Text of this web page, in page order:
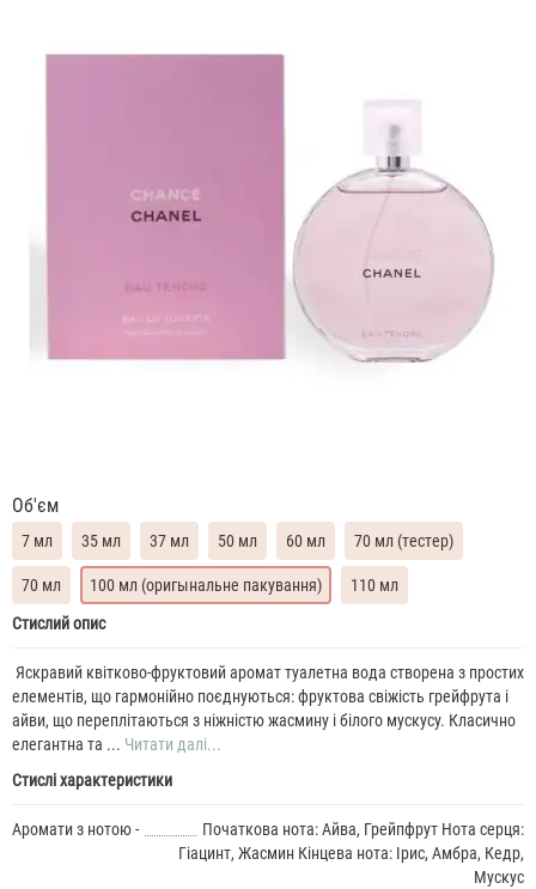
Об'єм
7 мл 35 мл 37 мл 50 мл 60 мл 70 мл (тестер)
70 мл 100 мл (оригынальне пакування)
110 мл
Chanel
Eau
Tendre
Духи
жіночі
7
Chance
Стислий опис
Яскравий квітково-фруктовий аромат туалетна вода створена з простих
елементів, що гармонійно поєднуються: фруктова свіжість грейфрута і
айви, що переплітаються з ніжністю жасмину і білого мускусу. Класично
елегантна та ... Читати далі...
Стислі характеристики
Аромати з нотою -
Початкова нота: Айва, Грейпфрут Нота серця:
Гіацинт, Жасмин Кінцева нота: Ірис, Амбра, Кедр,
Мускус